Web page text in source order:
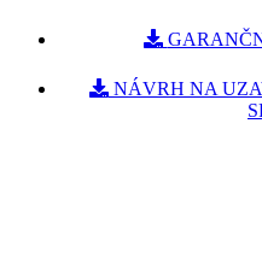
NÁVRH NA